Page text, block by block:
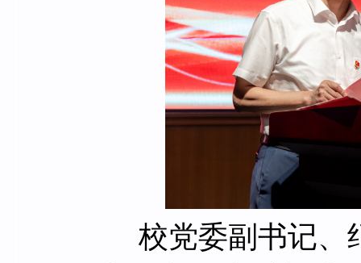
校党委副书记、